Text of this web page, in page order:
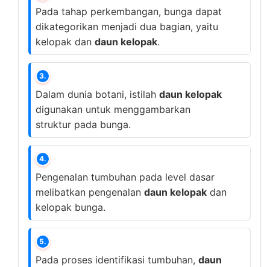
Pada tahap perkembangan, bunga dapat
dikategorikan menjadi dua bagian, yaitu
kelopak dan daun kelopak.
3.
Dalam dunia botani, istilah daun kelopak
digunakan untuk menggambarkan
struktur pada bunga.
4.
Pengenalan tumbuhan pada level dasar
melibatkan pengenalan daun kelopak dan
kelopak bunga.
5.
Pada proses identifikasi tumbuhan, daun